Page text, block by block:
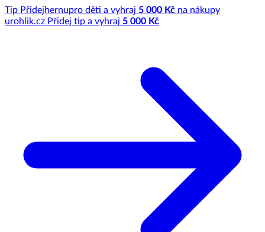
Tip Přidejhernupro děti a vyhraj 5 000 Kč na nákupy
urohlik.cz Přidej tip a vyhraj 5 000 Kč